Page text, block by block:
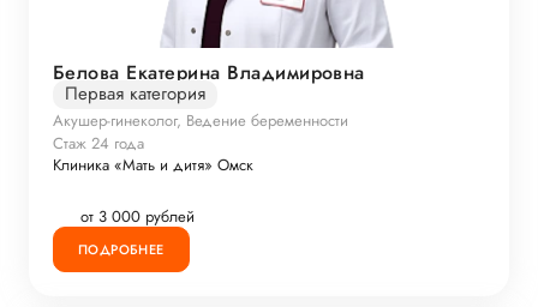
Белова Екатерина Владимировна
Первая категория
Акушер-гинеколог, Ведение беременности
Стаж 24 года
Клиника «Мать и дитя» Омск
от 3 000 рублей
ПОДРОБНЕЕ